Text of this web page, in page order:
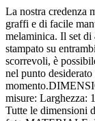
La nostra credenza
graffi e di facile
melaminica. Il set di
stampato su
scorrevoli, è
nel punto
misure: Larghezza:
Tutte le dimensioni